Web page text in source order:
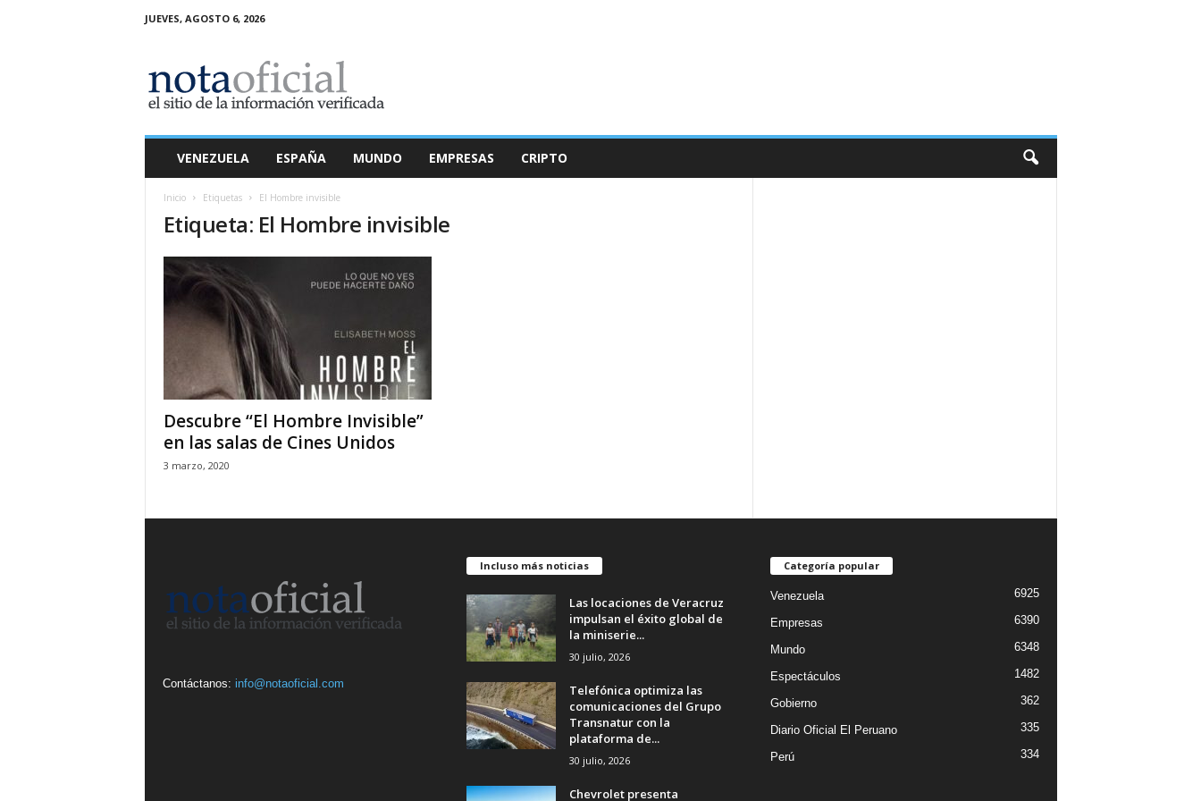
JUEVES, AGOSTO 6, 2026
a
O
VENEZUELA ESPAÑA MUNDO EMPRESAS CRIPTO
Inicio Etiquetas El Hombre invisible
Etiqueta: El Hombre invisible
Descubre ‘‘El Hombre Invisible”
en las salas de Cines Unidos
3 marzo, 2020
Contáctanos: info@notaoficial.com
Incluso más noticias
Las locaciones de Veracruz
impulsan el éxito global de
la miniserie...
30 julio, 2026
Telefónica optimiza las
comunicaciones del Grupo
Transnatur con la
plataforma de...
30 julio, 2026
Chevrolet presenta
Categoría popular
Venezuela 6925
Empresas 6390
Mundo 6348
Espectáculos 1482
Gobierno 362
Diario Oficial El Peruano 335
Perú 334